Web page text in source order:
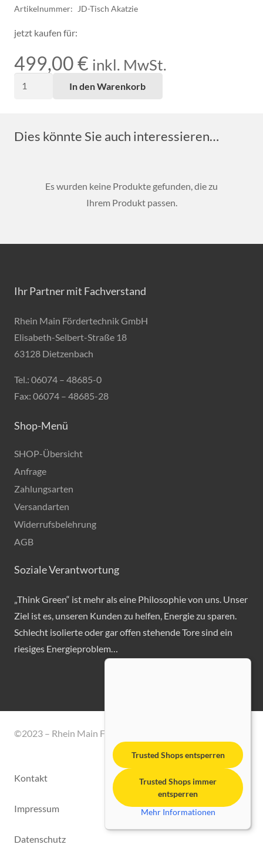
Artikelnummer: JD-Tisch Akatzie
jetzt kaufen für:
499,00€ inkl. MwSt.
Sonnenschirmtisch
Akazie
In den Warenkorb
Dies könnte Sie auch interessieren…
Es wurden keine Produkte gefunden, die zu
Ihrem Produkt passen.
Ihr Partner mit Fachverstand
Rhein Main Fördertechnik GmbH
Elisabeth-Selbert-Straße 18
63128 Dietzenbach
Tel.: 06074 – 48685-0
Fax: 06074 – 48685-28
Shop-Menü
SHOP-Übersicht
Anfrage
Zahlungsarten
Versandarten
Widerrufsbelehrung
AGB
Soziale Verantwortung
„Think Green“ ist mehr als eine Philosophie von uns. Unser
Ziel ist es, unseren Kunden zu helfen, Energie zu sparen.
Schlecht isolierte oder gar offen stehende Tore sind ein
riesiges Energieproblem…
©2023 – Rhein Main Fördertechnik GmbH
Kontakt
Impressum
Datenschutz
Trusted Shops entsperren
Trusted Shops immer
entsperren
Mehr Informationen